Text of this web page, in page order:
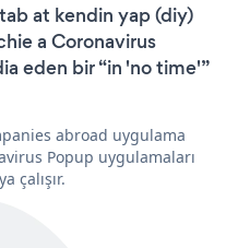
at kendin yap (diy)
a Coronavirus
eden bir “in 'no time'”
abroad uygulama
Popup uygulamaları
çalışır.